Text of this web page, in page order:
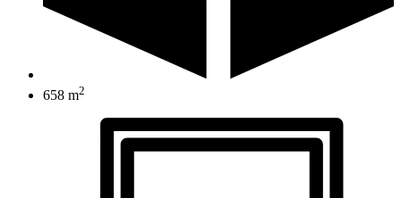
658 m2